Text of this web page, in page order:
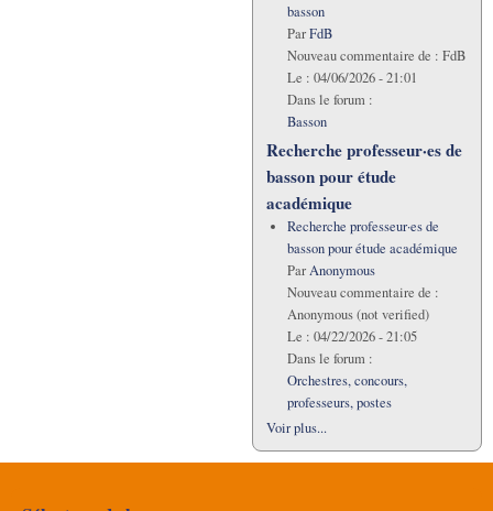
basson
ParFdB
Nouveau commentaire de : FdB
Le : 04/06/2026 - 21:01
Dans le forum :
Basson
Recherche professeur·es de
basson pour étude
académique
Recherche professeur·es de
basson pour étude académique
ParAnonymous
Nouveau commentaire de :
Anonymous (not verified)
Le : 04/22/2026 - 21:05
Dans le forum :
Orchestres, concours,
professeurs, postes
Voir plus...